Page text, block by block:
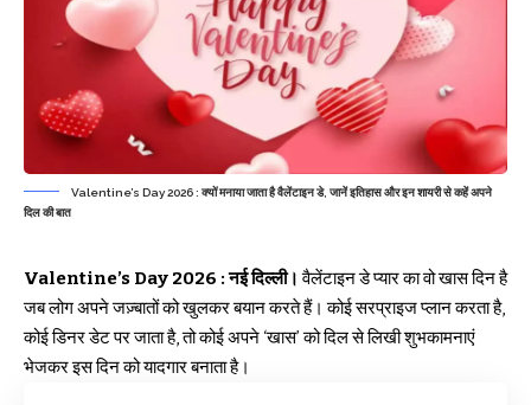
Valentine’s Day 2026 : क्यों मनाया जाता है वैलेंटाइन डे, जानें इतिहास और इन शायरी से कहें अपने
दिल की बात
Valentine’s Day 2026 : नई दिल्ली। वैलेंटाइन डे प्यार का वो खास दिन है
जब लोग अपने जज़्बातों को खुलकर बयान करते हैं। कोई सरप्राइज प्लान करता है,
कोई डिनर डेट पर जाता है, तो कोई अपने ‘खास’ को दिल से लिखी शुभकामनाएं
भेजकर इस दिन को यादगार बनाता है।